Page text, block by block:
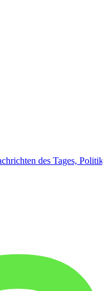
des Tages, Politik